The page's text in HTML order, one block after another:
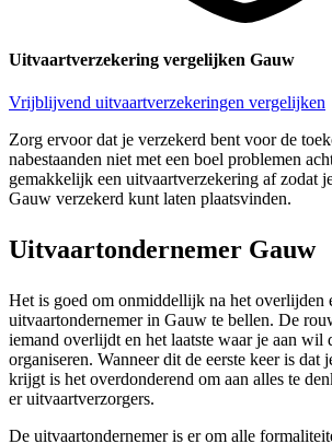
Uitvaartverzekering vergelijken Gauw
Vrijblijvend uitvaartverzekeringen vergelijken
Zorg ervoor dat je verzekerd bent voor de
nabestaanden niet met een boel problemen
gemakkelijk een uitvaartverzekering af zodat
Gauw verzekerd kunt laten plaatsvinden.
Uitvaartondernemer Gauw
Het is goed om onmiddellijk na het overlijden
uitvaartondernemer in Gauw te bellen. De
iemand overlijdt en het laatste waar je aan wil
organiseren. Wanneer dit de eerste keer is dat
krijgt is het overdonderend om aan alles te
er uitvaartverzorgers.
De uitvaartondernemer is er om alle